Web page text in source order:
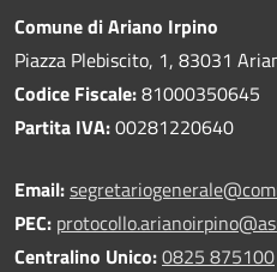
Comune di Ariano Irpino
Piazza Plebiscito, 1, 83031
Codice Fiscale:81000350645
Partita IVA:00281220640
Email:
PEC:
Centralino Unico:0825 875100